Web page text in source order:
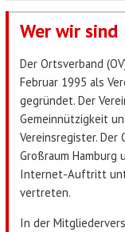
Wer wir sind
Der Ortsverband
Februar 1995 als
gegründet. Der
Gemeinnützigkeit
Vereinsregister. Der
Großraum Hamburg
Internet-Auftritt
vertreten.
In der